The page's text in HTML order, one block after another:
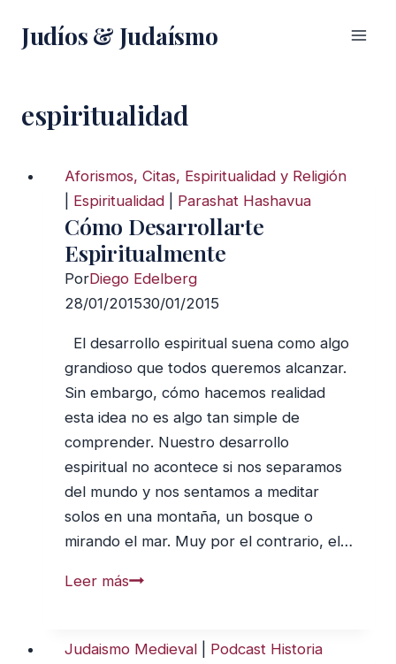
Judíos & Judaísmo
espiritualidad
Aforismos, Citas, Espiritualidad y Religión
Espiritualidad Parashat Hashavua
Cómo Desarrollarte
Espiritualmente
PorDiego Edelberg
28/01/201530/01/2015
El desarrollo espiritual suena como algo
grandioso que todos queremos alcanzar.
Sin embargo, cómo hacemos realidad
esta idea no es algo tan simple de
comprender. Nuestro desarrollo
espiritual no acontece si nos separamos
del mundo y nos sentamos a meditar
solos en una montaña, un bosque o
mirando el mar. Muy por el contrario, el…
Leer másCómo
Judaismo Medieval
Podcast Historia